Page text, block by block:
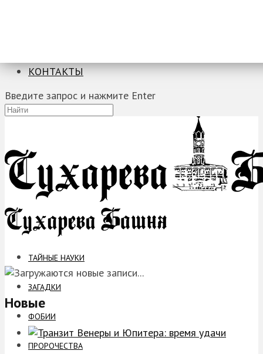
КОНТАКТЫ
Введите запрос и нажмите Enter
ТАЙНЫЕ НАУКИ
ЗАГАДКИ
ФОБИИ
ПРОРОЧЕСТВА
Новые